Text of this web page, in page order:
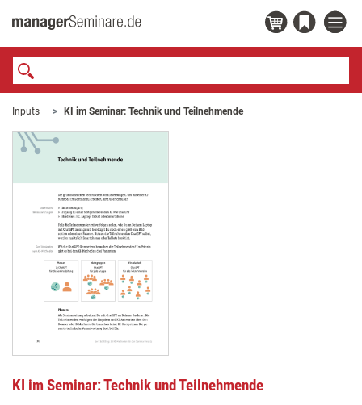
Inputs KI im Seminar: Technik und Teilnehmende
KI im Seminar: Technik und Teilnehmende